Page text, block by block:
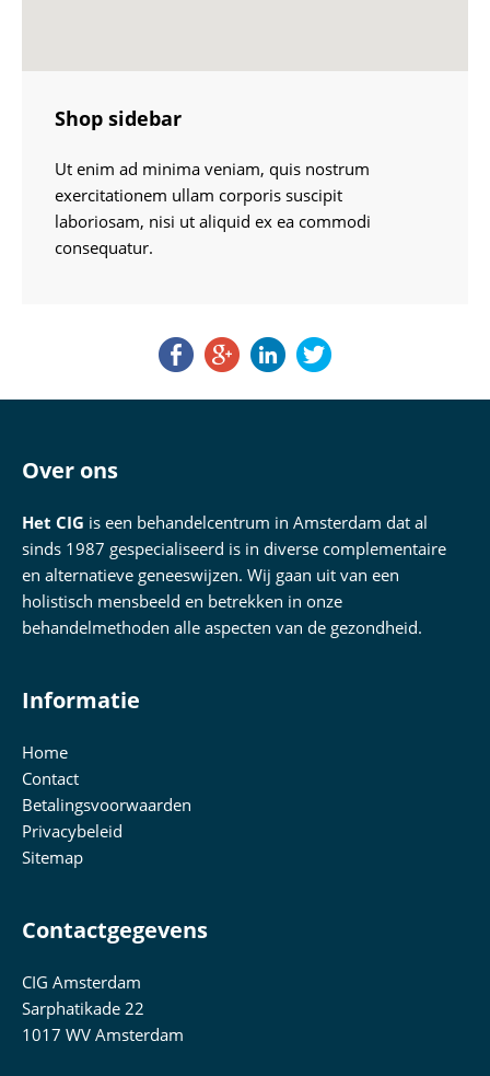
Shop sidebar
Ut enim ad minima veniam, quis nostrum
exercitationem ullam corporis suscipit
laboriosam, nisi ut aliquid ex ea commodi
consequatur.
Over ons
Het CIG is een behandelcentrum in Amsterdam dat al
sinds 1987 gespecialiseerd is in diverse complementaire
en alternatieve geneeswijzen. Wij gaan uit van een
holistisch mensbeeld en betrekken in onze
behandelmethoden alle aspecten van de gezondheid.
Informatie
Home
Contact
Betalingsvoorwaarden
Privacybeleid
Sitemap
Contactgegevens
CIG Amsterdam
Sarphatikade 22
1017 WV Amsterdam